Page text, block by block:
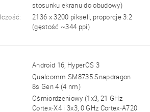
stosunku ekranu do obudowy)
2136 x 3200 pikseli, proporcje 3:2
(gęstość ~344 ppi)
Android 16, HyperOS 3
Qualcomm SM8735 Snapdragon
8s Gen 4 (4 nm)
Ośmiordzeniowy (1x3, 21 GHz
Cortex-X4 i 3x3, 0 GHz Cortex-A720